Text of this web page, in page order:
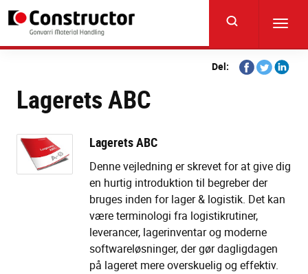
content
Del:
Share
on
Share
on
Share
Lagerets ABC
Lagerets ABC
Denne vejledning er skrevet for at give dig
en hurtig introduktion til begreber der
bruges inden for lager & logistik. Det kan
være terminologi fra logistikrutiner,
leverancer, lagerinventar og moderne
softwareløsninger, der gør dagligdagen
på lageret mere overskuelig og effektiv.